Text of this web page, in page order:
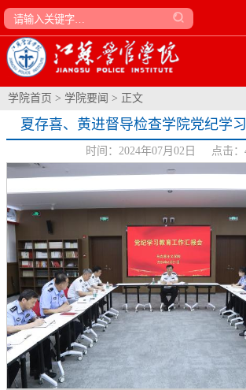
学院首页 > 学院要闻 > 正文
夏存喜、黄进督导检查学院党纪学
时间：2024年07月02日 点击：